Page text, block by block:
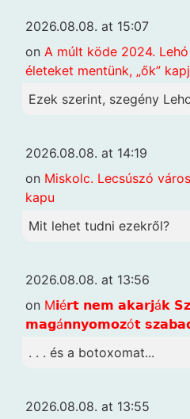
2026.08.08. at 15:07
on A múlt köde 2024.
életeket mentünk, „ők”
Ezek szerint, szegény
2026.08.08. at 14:19
on Miskolc. Lecsúszó
kapu
Mit lehet tudni ezekről?
2026.08.08. at 13:56
on M𝗶é𝗿𝘁 𝗻𝗲𝗺 𝗮𝗸𝗮𝗿𝗷á𝗸
𝗺𝗮𝗴á𝗻𝗻𝘆𝗼𝗺𝗼𝘇ó𝘁
. . . és a botoxomat...
2026.08.08. at 13:55